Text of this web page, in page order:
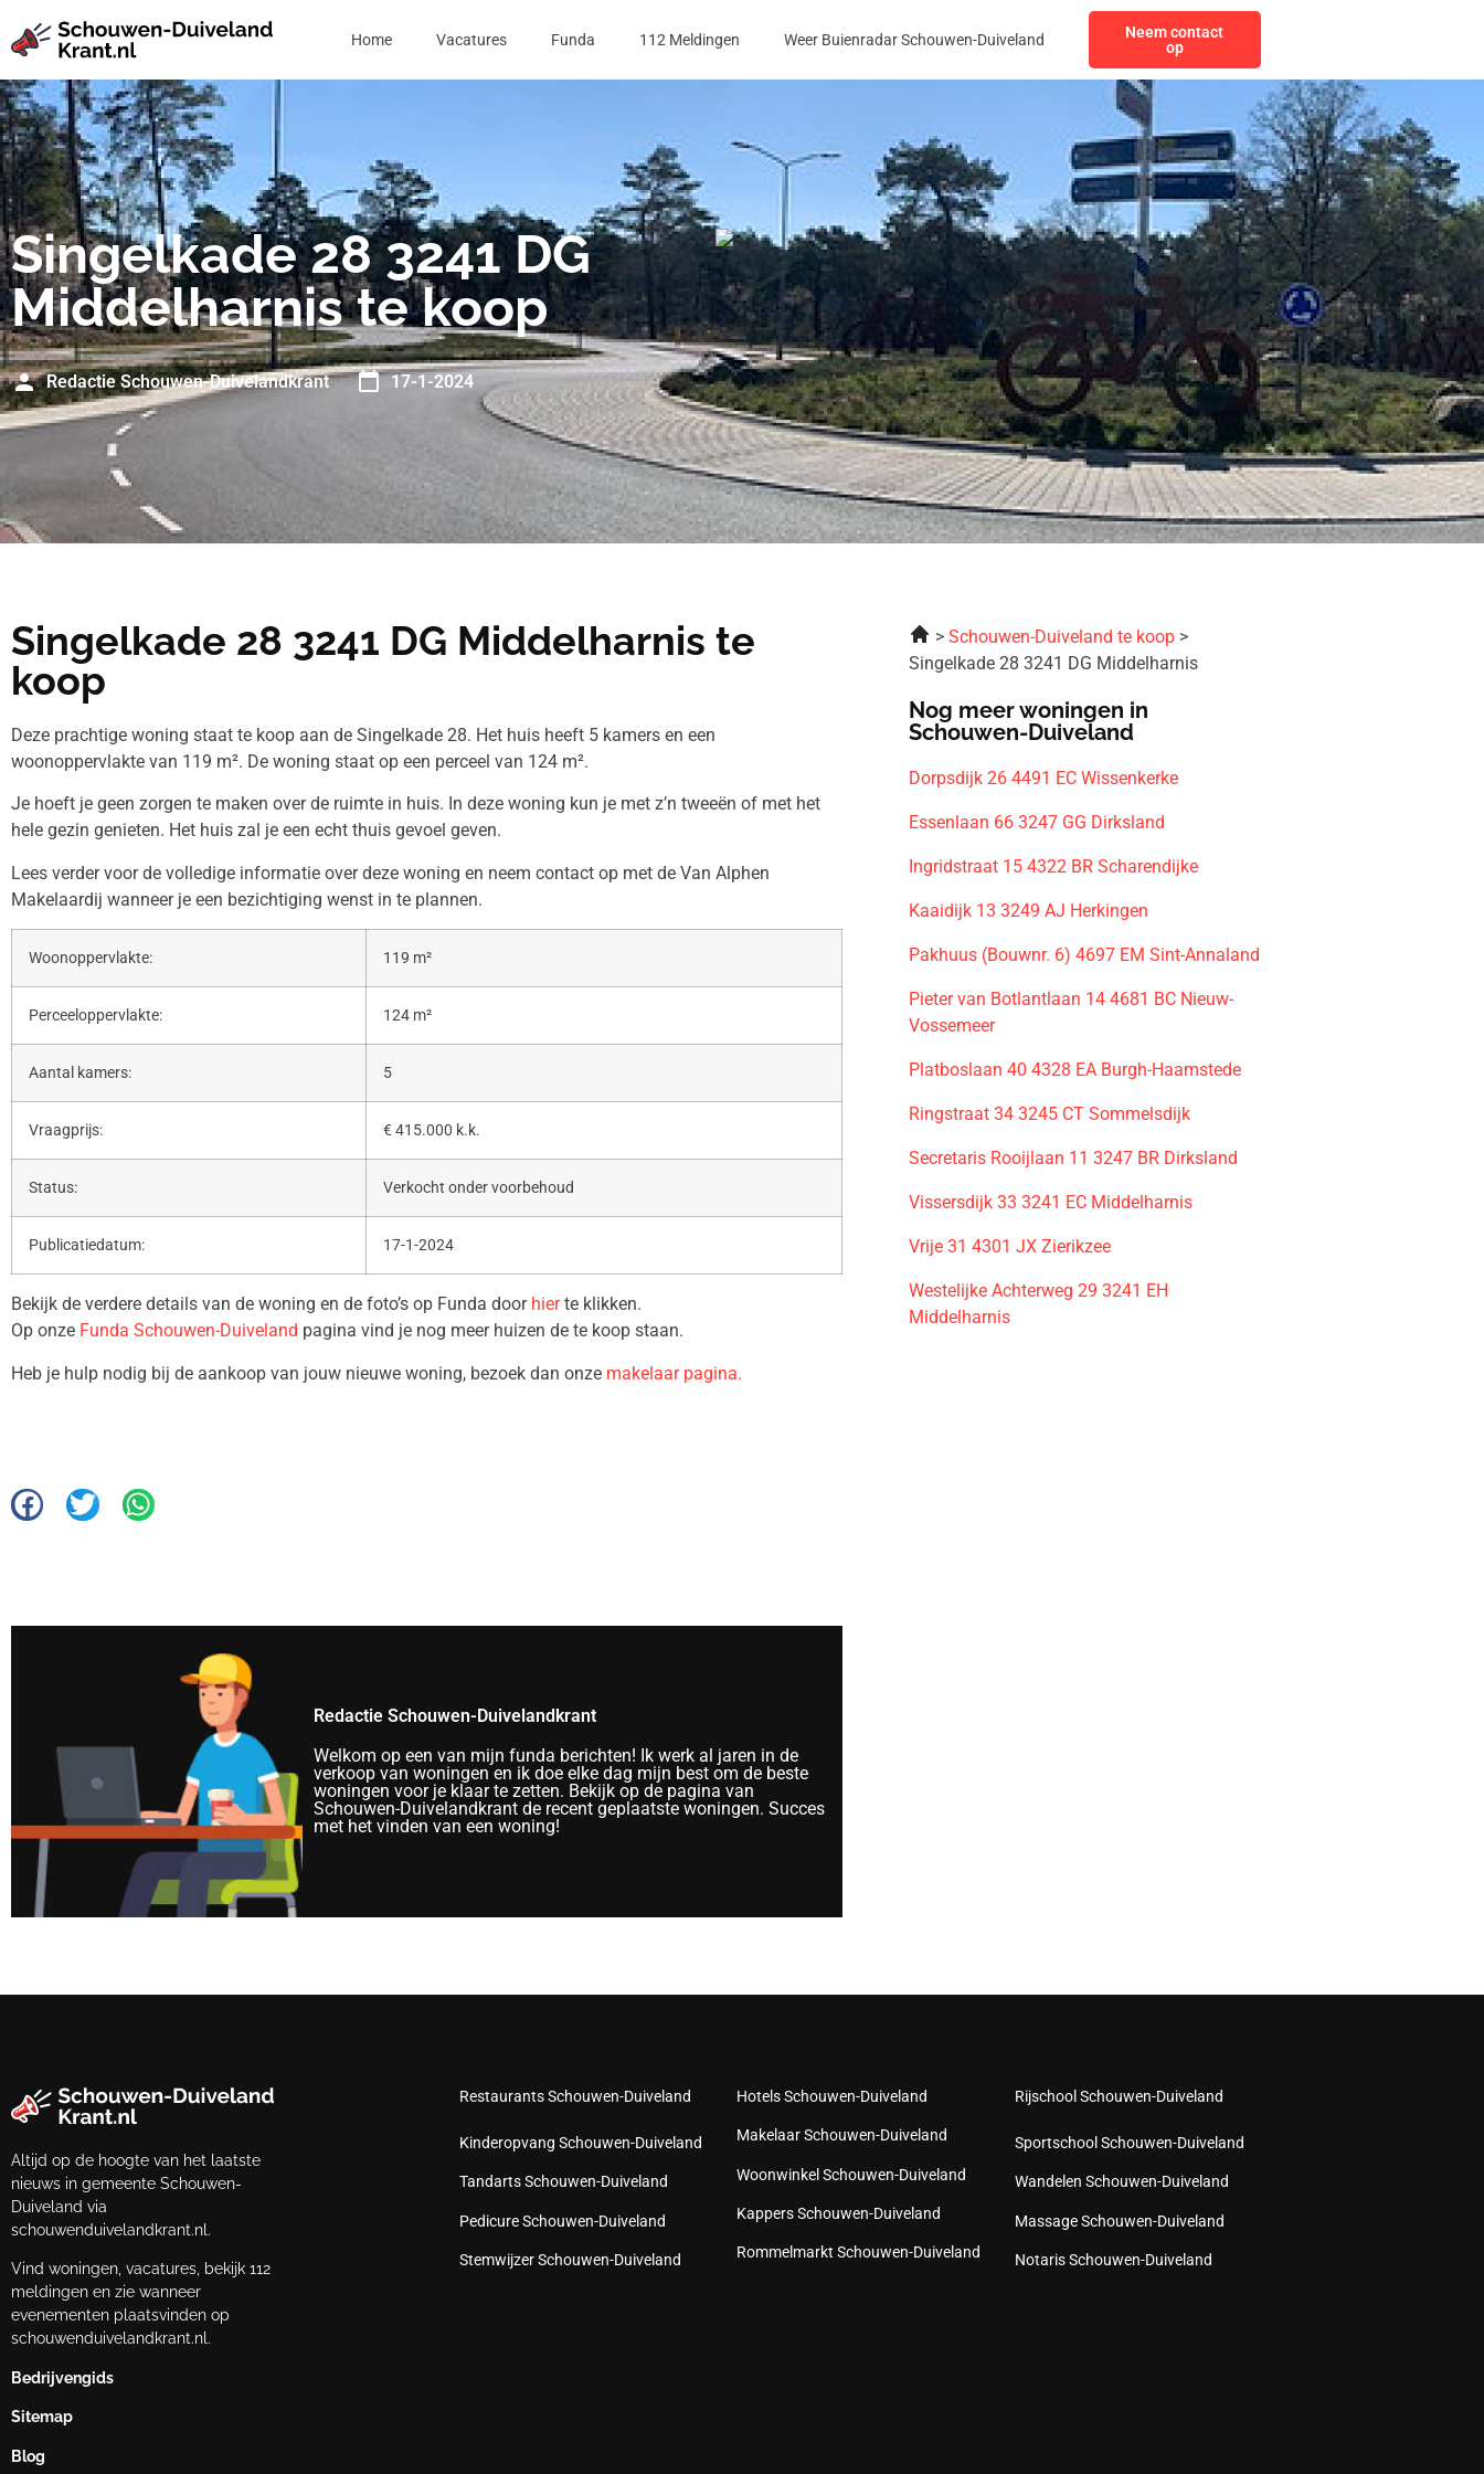
Home Vacatures Funda 112 Meldingen Weer Buienradar Schouwen-Duiveland
Neem contact
op
Singelkade 28 3241 DG
Middelharnis te koop
Redactie Schouwen-Duivelandkrant 17-1-2024
Singelkade 28 3241 DG Middelharnis te
koop
Deze prachtige woning staat te koop aan de Singelkade 28. Het huis heeft 5 kamers en een
woonoppervlakte van 119 m². De woning staat op een perceel van 124 m².
Je hoeft je geen zorgen te maken over de ruimte in huis. In deze woning kun je met z’n tweeën of met het
hele gezin genieten. Het huis zal je een echt thuis gevoel geven.
Lees verder voor de volledige informatie over deze woning en neem contact op met de Van Alphen
Makelaardij wanneer je een bezichtiging wenst in te plannen.
Woonoppervlakte: 119 m²
Perceeloppervlakte: 124 m²
Aantal kamers: 5
Vraagprijs: € 415.000 k.k.
Status: Verkocht onder voorbehoud
Publicatiedatum: 17-1-2024
Bekijk de verdere details van de woning en de foto’s op Funda door hierte klikken.
Op onze Funda Schouwen-Duiveland pagina vind je nog meer huizen de te koop staan.
Heb je hulp nodig bij de aankoop van jouw nieuwe woning, bezoek dan onze makelaar pagina.
Redactie Schouwen-Duivelandkrant
Welkom op een van mijn funda berichten! Ik werk al jaren in de
verkoop van woningen en ik doe elke dag mijn best om de beste
woningen voor je klaar te zetten. Bekijk op de pagina van
Schouwen-Duivelandkrant de recent geplaatste woningen. Succes
met het vinden van een woning!
Schouwen-Duiveland te koop
Singelkade 28 3241 DG Middelharnis
Nog meer woningen in
Schouwen-Duiveland
Dorpsdijk 26 4491 EC Wissenkerke
Essenlaan 66 3247 GG Dirksland
Ingridstraat 15 4322 BR Scharendijke
Kaaidijk 13 3249 AJ Herkingen
Pakhuus (Bouwnr. 6) 4697 EM Sint-Annaland
Pieter van Botlantlaan 14 4681 BC Nieuw-
Vossemeer
Platboslaan 40 4328 EA Burgh-Haamstede
Ringstraat 34 3245 CT Sommelsdijk
Secretaris Rooijlaan 11 3247 BR Dirksland
Vissersdijk 33 3241 EC Middelharnis
Vrije 31 4301 JX Zierikzee
Westelijke Achterweg 29 3241 EH
Middelharnis
Altijd op de hoogte van het laatste
nieuws in gemeente Schouwen-
Duiveland via
schouwenduivelandkrant.nl.
Vind woningen, vacatures, bekijk 112
meldingen en zie wanneer
evenementen plaatsvinden op
schouwenduivelandkrant.nl.
Bedrijvengids
Sitemap
Blog
Restaurants Schouwen-Duiveland
Kinderopvang Schouwen-Duiveland
Tandarts Schouwen-Duiveland
Pedicure Schouwen-Duiveland
Stemwijzer Schouwen-Duiveland
Hotels Schouwen-Duiveland
Makelaar Schouwen-Duiveland
Woonwinkel Schouwen-Duiveland
Kappers Schouwen-Duiveland
Rommelmarkt Schouwen-Duiveland
Rijschool Schouwen-Duiveland
Sportschool Schouwen-Duiveland
Wandelen Schouwen-Duiveland
Massage Schouwen-Duiveland
Notaris Schouwen-Duiveland